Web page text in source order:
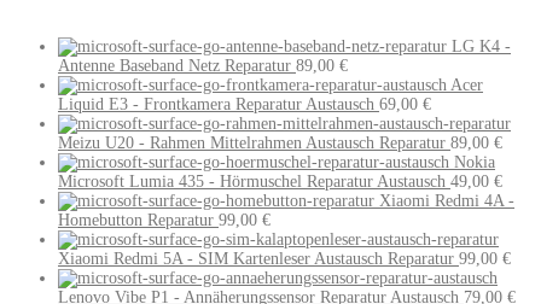
LG K4 -
Antenne Baseband Netz Reparatur 89,00 €
Acer
Liquid E3 - Frontkamera Reparatur Austausch 69,00 €
Meizu U20 - Rahmen Mittelrahmen Austausch Reparatur 89,00 €
Nokia
Microsoft Lumia 435 - Hörmuschel Reparatur Austausch 49,00 €
Xiaomi Redmi 4A -
Homebutton Reparatur 99,00 €
Xiaomi Redmi 5A - SIM Kartenleser Austausch Reparatur 99,00 €
Lenovo Vibe P1 - Annäherungssensor Reparatur Austausch 79,00 €